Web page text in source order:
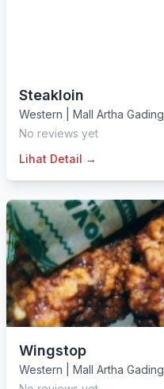
Steakloin
Western
Mall Artha Gading
No reviews yet
Lihat Detail →
Wingstop
Western
Mall Artha Gading